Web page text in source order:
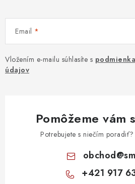
Email
Vložením e-mailu súhlasíte s
údajov
Pomôžeme vám
Potrebujete s niečím
obchod@
+421 917